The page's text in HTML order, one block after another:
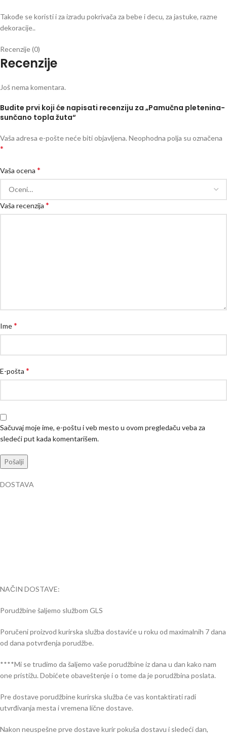
Takođe se koristi i za izradu pokrivača za bebe i decu, za jastuke, razne
dekoracije..
Recenzije (0)
Recenzije
Još nema komentara.
Budite prvi koji će napisati recenziju za „Pamučna pletenina-
sunčano topla žuta“
Vaša adresa e-pošte neće biti objavljena. Neophodna polja su označena
*
Vaša ocena *
Vaša recenzija *
Ime*
E-pošta *
Sačuvaj moje ime, e-poštu i veb mesto u ovom pregledaču veba za
sledeći put kada komentarišem.
DOSTAVA
NAČIN DOSTAVE:
Porudžbine šaljemo službom GLS
Poručeni proizvod kurirska služba dostaviće u roku od maximalnih 7 dana
od dana potvrđenja porudžbe.
****Mi se trudimo da šaljemo vaše porudžbine iz dana u dan kako nam
one pristižu. Dobićete obaveštenje i o tome da je porudžbina poslata.
Pre dostave porudžbine kurirska služba će vas kontaktirati radi
utvrđivanja mesta i vremena lične dostave.
Nakon neuspešne prve dostave kurir pokuša dostavu i sledeći dan,